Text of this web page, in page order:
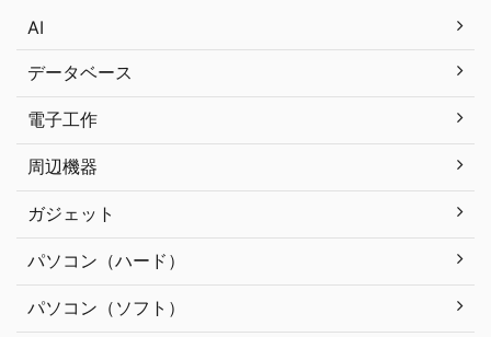
AI
データベース
電子工作
周辺機器
ガジェット
パソコン（ハード）
パソコン（ソフト）